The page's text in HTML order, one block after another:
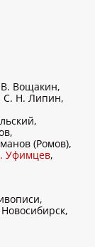
Вощакин,
С. Н. Липин,
(Ромов),
Уфимцев,